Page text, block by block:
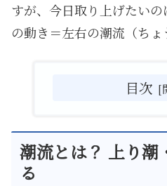
すが、今日取り上げたい
の動き＝左右の潮流（ちょ
目次
潮流とは？ 上り潮
る